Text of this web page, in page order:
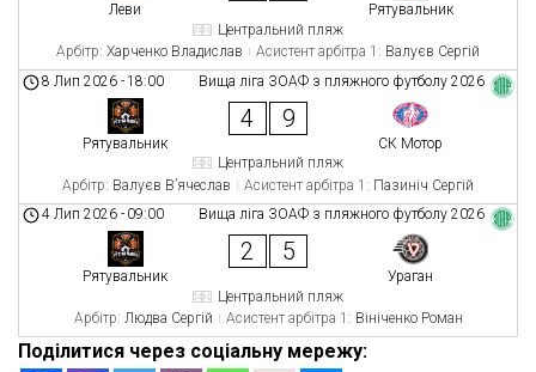
Леви
Рятувальник
Центральний пляж
Арбітр: Харченко Владислав Асистент арбітра 1: Валуєв Сергій
Вища ліга ЗОАФ з пляжного футболу 2026
8 Лип 2026 -18:00
Рятувальник
4 9
СК Мотор
Центральний пляж
Арбітр: Валуєв В’ячеслав Асистент арбітра 1: Пазиніч Сергій
Вища ліга ЗОАФ з пляжного футболу 2026
4 Лип 2026 - 09:00
Рятувальник
2 5
Ураган
Центральний пляж
Арбітр: Людва Сергій Асистент арбітра 1: Вініченко Роман
Поділитися через соціальну мережу: